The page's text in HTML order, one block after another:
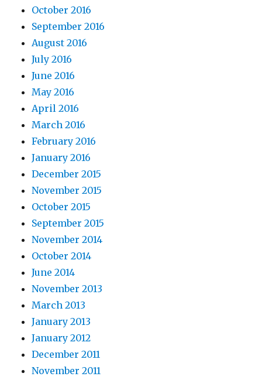
October 2016
September 2016
August 2016
July 2016
June 2016
May 2016
April 2016
March 2016
February 2016
January 2016
December 2015
November 2015
October 2015
September 2015
November 2014
October 2014
June 2014
November 2013
March 2013
January 2013
January 2012
December 2011
November 2011